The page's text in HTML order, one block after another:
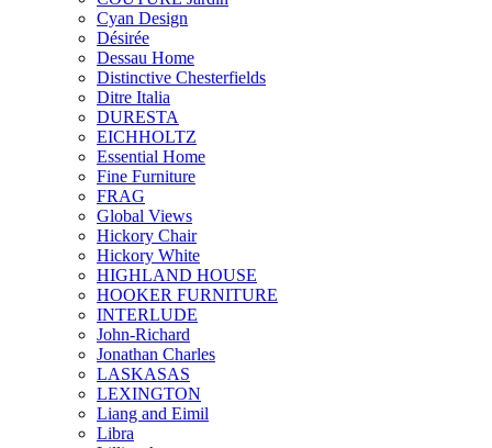
Cyan Design
Désirée
Dessau Home
Distinctive Chesterfields
Ditre Italia
DURESTA
EICHHOLTZ
Essential Home
Fine Furniture
FRAG
Global Views
Hickory Chair
Hickory White
HIGHLAND HOUSE
HOOKER FURNITURE
INTERLUDE
John-Richard
Jonathan Charles
LASKASAS
LEXINGTON
Liang and Eimil
Libra